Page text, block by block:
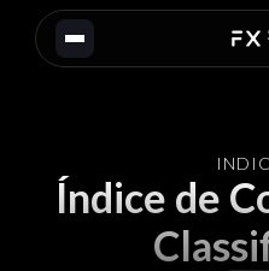
Índice de